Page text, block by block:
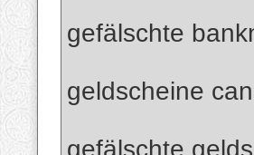
gefälschte
geldscheine